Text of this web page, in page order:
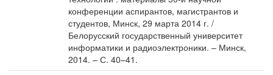
конференции аспирантов, магистрантов и
студентов, Минск, 29 марта 2014 г. /
Белорусский государственный университет
информатики и радиоэлектроники. – Минск,
2014. – С. 40–41.